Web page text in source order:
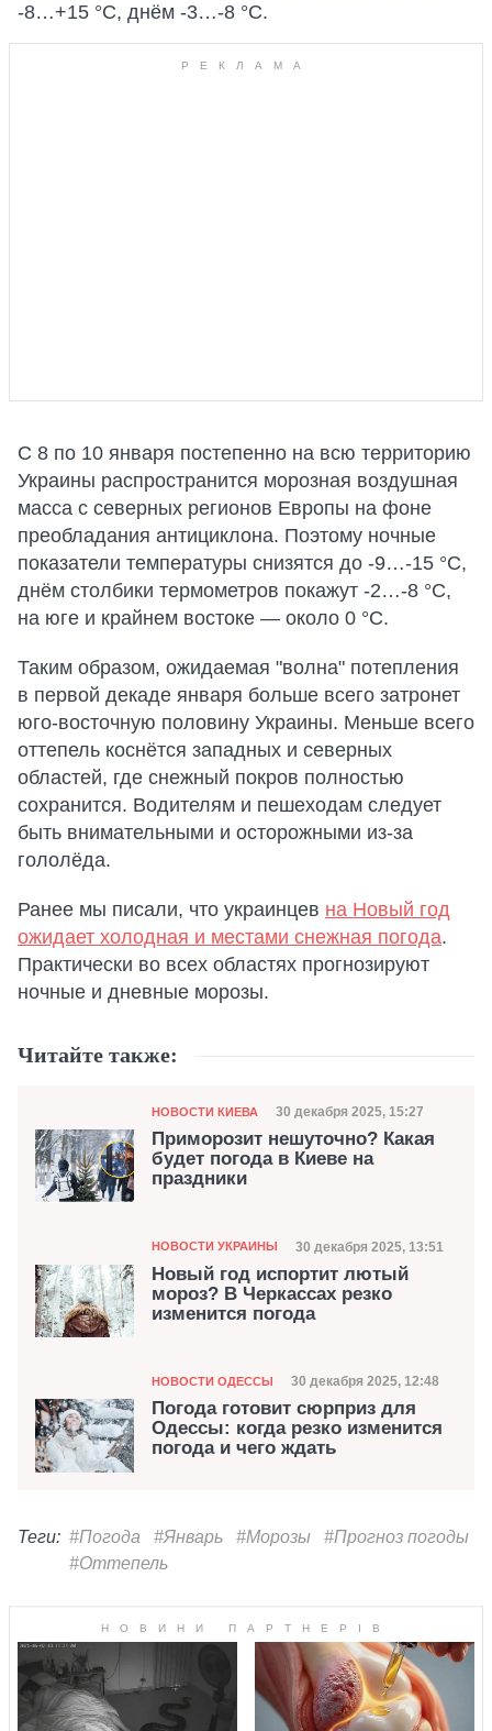
-8…+15 °С, днём -3…-8 °С.
С 8 по 10 января постепенно на всю территорию
Украины распространится морозная воздушная
масса с северных регионов Европы на фоне
преобладания антициклона. Поэтому ночные
показатели температуры снизятся до -9…-15 °С,
днём столбики термометров покажут -2…-8 °С,
на юге и крайнем востоке — около 0 °С.
Таким образом, ожидаемая "волна" потепления
в первой декаде января больше всего затронет
юго-восточную половину Украины. Меньше всего
оттепель коснётся западных и северных
областей, где снежный покров полностью
сохранится. Водителям и пешеходам следует
быть внимательными и осторожными из-за
гололёда.
Ранее мы писали, что украинцев на Новый год
ожидает холодная и местами снежная погода.
Практически во всех областях прогнозируют
ночные и дневные морозы.
Читайте также:
Категория
НОВОСТИ КИЕВА Дата публикации
30 декабря 2025, 15:27
Приморозит нешуточно? Какая
будет погода в Киеве на
праздники
Категория
НОВОСТИ УКРАИНЫ Дата публикации
30 декабря 2025, 13:51
Новый год испортит лютый
мороз? В Черкассах резко
изменится погода
Категория
НОВОСТИ ОДЕССЫ Дата публикации
30 декабря 2025, 12:48
Погода готовит сюрприз для
Одессы: когда резко изменится
погода и чего ждать
Теги: #Погода #Январь #Морозы
#Прогноз погоды
#Оттепель